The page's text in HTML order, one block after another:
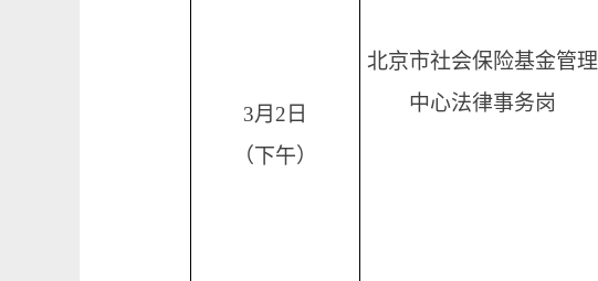
3月2日
（下午）
北京市社会保险基金管理
中心法律事务岗